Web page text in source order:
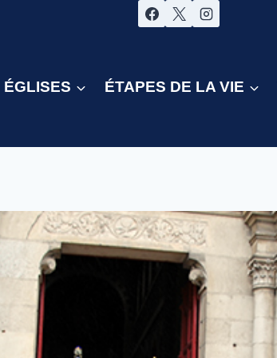
ÉGLISES ÉTAPES DE LA VIE